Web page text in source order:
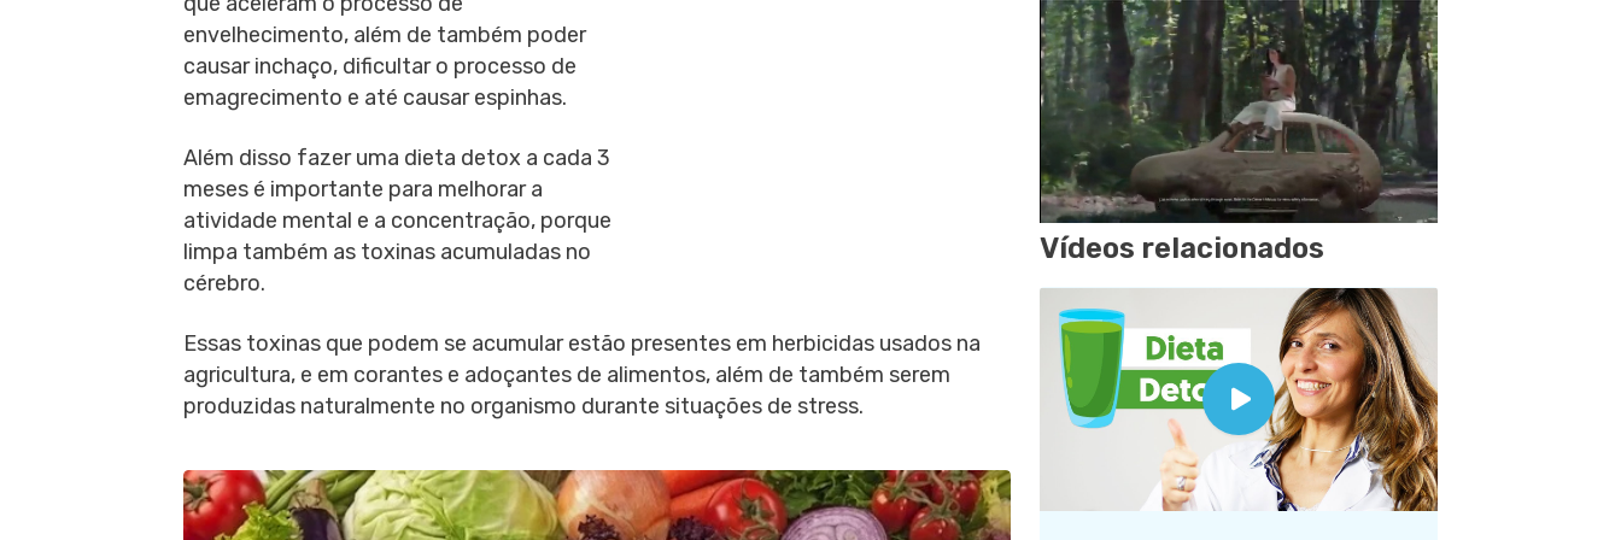
envelhecimento, além de também poder
causar inchaço, dificultar o processo de
emagrecimento e até causar espinhas.
Além disso fazer uma dieta detox a cada 3
meses é importante para melhorar a
atividade mental e a concentração, porque
limpa também as toxinas acumuladas no
cérebro.
Essas toxinas que podem se acumular estão presentes em herbicidas usados na
agricultura, e em corantes e adoçantes de alimentos, além de também serem
produzidas naturalmente no organismo durante situações de stress.
Vídeos relacionados